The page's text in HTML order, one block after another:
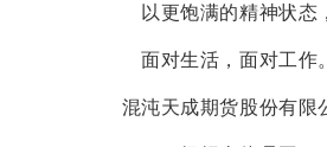
以更饱满的精神状态，
面对生活，面对工作。
混沌天成期货股份有限